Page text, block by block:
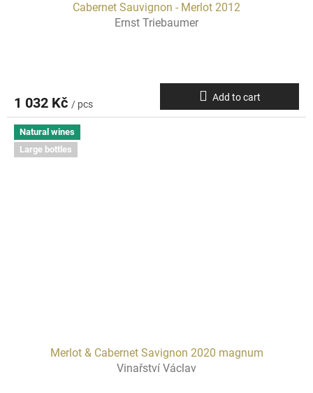
Cabernet Sauvignon - Merlot 2012
Ernst Triebaumer
1 032 Kč / pcs
Add to cart
Natural wines
Large bottles
Merlot & Cabernet Savignon 2020 magnum
Vinařství Václav